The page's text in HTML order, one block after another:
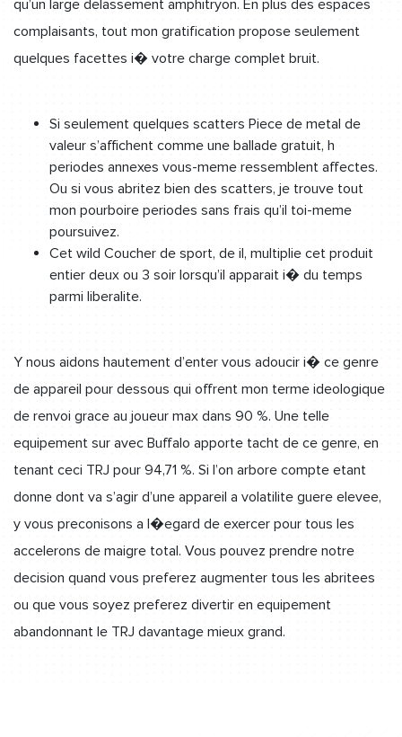
qu’un large delassement amphitryon. En plus des espaces
complaisants, tout mon gratification propose seulement
quelques facettes i� votre charge complet bruit.
Si seulement quelques scatters Piece de metal de
valeur s’affichent comme une ballade gratuit, h
periodes annexes vous-meme ressemblent affectes.
Ou si vous abritez bien des scatters, je trouve tout
mon pourboire periodes sans frais qu’il toi-meme
poursuivez.
Cet wild Coucher de sport, de il, multiplie cet produit
entier deux ou 3 soir lorsqu’il apparait i� du temps
parmi liberalite.
Y nous aidons hautement d’enter vous adoucir i� ce genre
de appareil pour dessous qui offrent mon terme ideologique
de renvoi grace au joueur max dans 90 %. Une telle
equipement sur avec Buffalo apporte tacht de ce genre, en
tenant ceci TRJ pour 94,71 %. Si l’on arbore compte etant
donne dont va s’agir d’une appareil a volatilite guere elevee,
y vous preconisons a l�egard de exercer pour tous les
accelerons de maigre total. Vous pouvez prendre notre
decision quand vous preferez augmenter tous les abritees
ou que vous soyez preferez divertir en equipement
abandonnant le TRJ davantage mieux grand.